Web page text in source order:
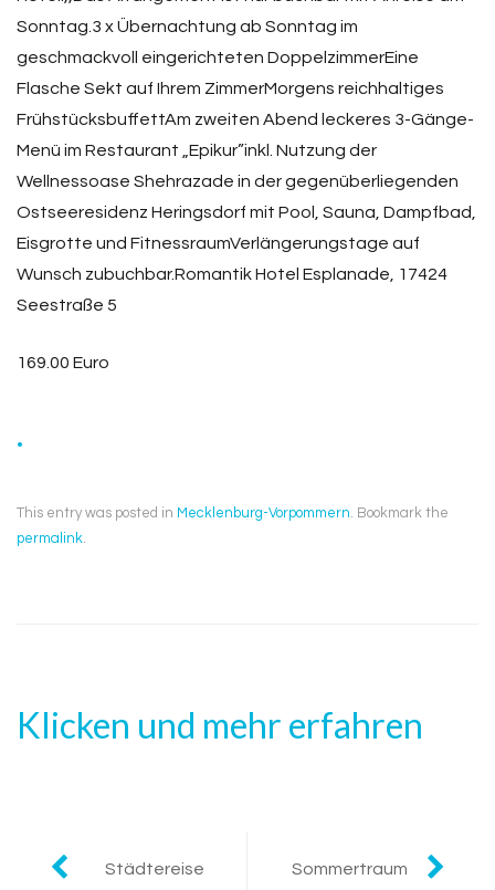
Sonntag.3 x Übernachtung ab Sonntag im
geschmackvoll eingerichteten DoppelzimmerEine
Flasche Sekt auf Ihrem ZimmerMorgens reichhaltiges
FrühstücksbuffettAm zweiten Abend leckeres 3-Gänge-
Menü im Restaurant „Epikur”inkl. Nutzung der
Wellnessoase Shehrazade in der gegenüberliegenden
Ostseeresidenz Heringsdorf mit Pool, Sauna, Dampfbad,
Eisgrotte und FitnessraumVerlängerungstage auf
Wunsch zubuchbar.Romantik Hotel Esplanade, 17424
Seestraße 5
169.00 Euro
.
This entry was posted in Mecklenburg-Vorpommern. Bookmark the
permalink.
Klicken und mehr erfahren
Post
Städtereise
Sommertraum